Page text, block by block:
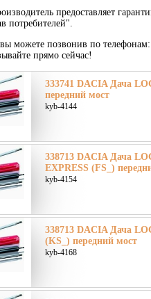
предоставляет
потребителей".
вы можете позвонив по
прямо сейчас!
333741 DACIA Дача
передний мост
kyb-4144
338713 DACIA Дача
EXPRESS (FS_)
kyb-4154
338713 DACIA Дача
(KS_) передний мост
kyb-4168